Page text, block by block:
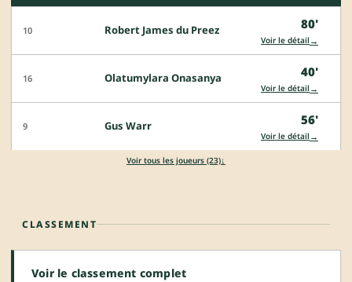
10 Robert James du Preez 80'
Voir le détail →
16 Olatumylara Onasanya 40'
Voir le détail →
9 Gus Warr 56'
Voir le détail →
Voir tous les joueurs (23)↓
CLASSEMENT
Voir le classement complet